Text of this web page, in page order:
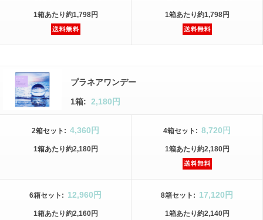
1箱あたり約1,798円 1箱あたり約1,798円
プラネアワンデー
1箱: 2,180円
2箱セット : 4,360円
1箱あたり約2,180円
4箱セット : 8,720円
1箱あたり約2,180円
6箱セット : 12,960円
1箱あたり約2,160円
8箱セット : 17,120円
1箱あたり約2,140円